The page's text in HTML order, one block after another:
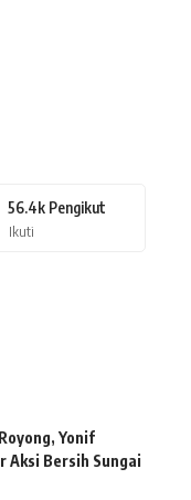
56.4k Pengikut
Ikuti
Yonif
Aksi Bersih Sungai